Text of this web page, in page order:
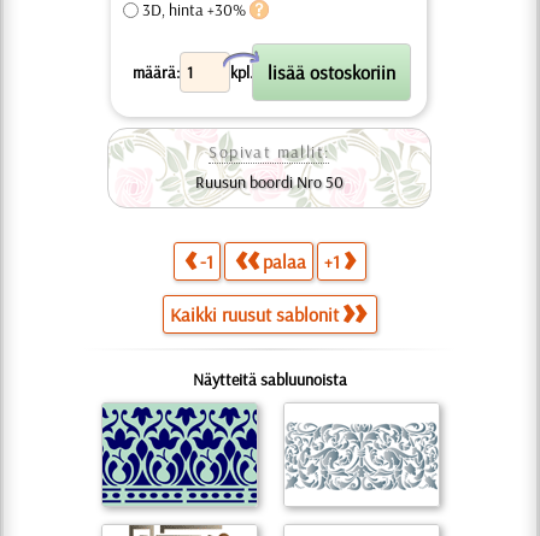
3D, hinta +30%
määrä: kpl.
X
Sopivat mallit:
Ruusun boordi Nro 50
-1 palaa +1
Kaikki ruusut sablonit
Näytteitä sabluunoista